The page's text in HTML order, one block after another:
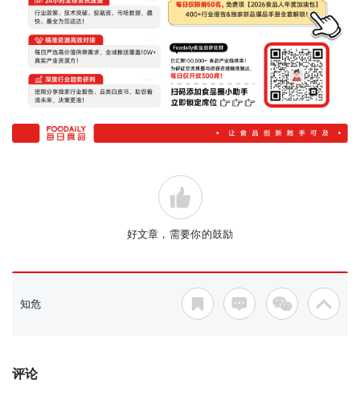
好文章，需要你的鼓励
知危
评论